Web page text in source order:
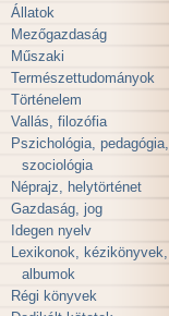
Állatok
Mezőgazdaság
Műszaki
Természettudományok
Történelem
Vallás, filozófia
Pszichológia, pedagógia,
szociológia
Néprajz, helytörténet
Gazdaság, jog
Idegen nyelv
Lexikonok, kézikönyvek,
albumok
Régi könyvek